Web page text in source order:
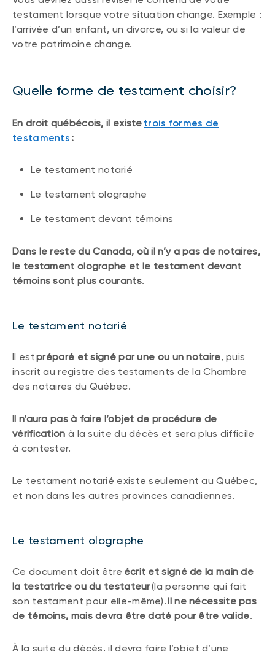
testament lorsque votre situation change. Exemple :
l’arrivée d’un enfant, un divorce, ou si la valeur de
votre patrimoine change.
Quelle forme de testament choisir?
En droit québécois, il existe trois formes de
testaments :
Le testament notarié
Le testament olographe
Le testament devant témoins
Dans le reste du Canada, où il n’y a pas de notaires,
le testament olographe et le testament devant
témoins sont plus courants.
Le testament notarié
Il estpréparé et signé par une ou un notaire, puis
inscrit au registre des testaments de la Chambre
des notaires du Québec.
Il n’aura pas à faire l’objet de procédure de
vérification à la suite du décès et sera plus difficile
à contester.
Le testament notarié existe seulement au Québec,
et non dans les autres provinces canadiennes.
Le testament olographe
Ce document doit être écrit et signé de la main de
la testatrice ou du testateur(la personne qui fait
son testament pour elle-même).Il ne nécessite pas
de témoins, mais devra être daté pour être valide.
À la suite du décès, il devra faire l’objet d’une